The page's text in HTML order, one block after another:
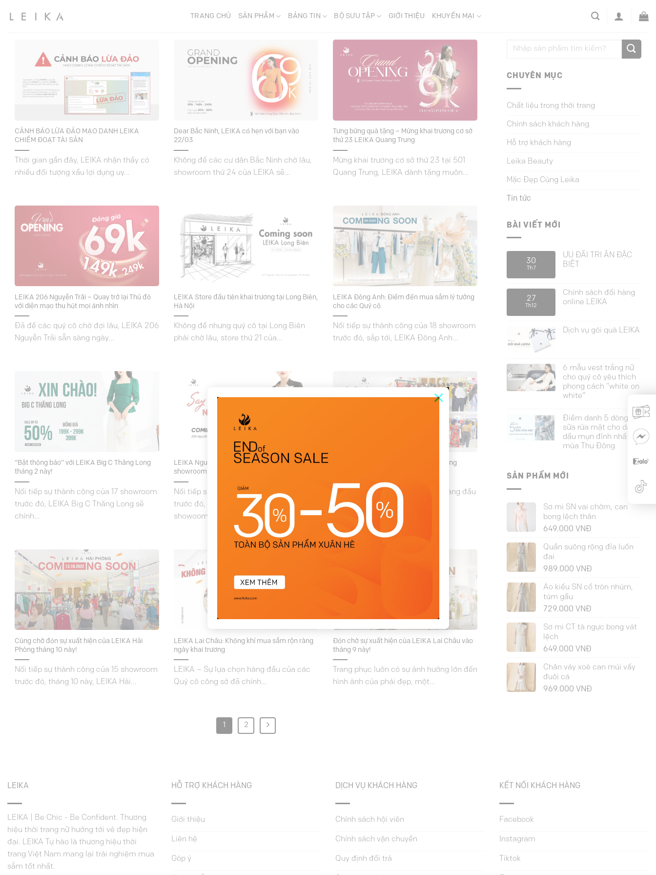
×
đến
TRANG CHỦ SẢN PHẨM BẢNG TIN BỘ SƯU TẬP GIỚI THIỆU KHUYẾN MẠI
CẢNH BÁO LỪA ĐẢO MẠO DANH LEIKA
CHIẾM ĐOẠT TÀI SẢN
Thời gian gần đây, LEIKA nhận thấy có
nhiều đối tượng xấu lợi dụng uy...
Dear Bắc Ninh, LEIKA có hẹn với bạn vào
22/03
Không để các cư dân Bắc Ninh chờ lâu,
showroom thứ 24 của LEIKA sẽ...
Tưng bừng quà tặng – Mừng khai trương cơ sở
thứ 23 LEIKA Quang Trung
Mừng khai trương cơ sở thứ 23 tại 501
Quang Trung, LEIKA dành tặng muôn...
LEIKA 206 Nguyễn Trãi – Quay trở lại Thủ đô
với diện mạo thu hút mọi ánh nhìn
Đã để các quý cô chờ đợi lâu, LEIKA 206
Nguyễn Trãi sẵn sàng ngày...
LEIKA Store đầu tiên khai trương tại Long Biên,
Hà Nội
Không để nhưng quý cô tại Long Biên
phải chờ lâu, store thứ 21 của...
LEIKA Đông Anh: Điểm đến mua sắm lý tưởng
cho các Quý cô
Nối tiếp sự thành công của 18 showroom
trước đó, sắp tới, LEIKA Đông Anh...
“Bật thông báo” với LEIKA Big C Thăng Long
tháng 2 này!
Nối tiếp sự thành công của 17 showroom
trước đó, LEIKA Big C Thăng Long sẽ
chính...
LEIKA Nguyễn Trãi: Khởi đầu mới cùng
showroom thứ 17
Nối tiếp sự thành công của 16 showroom
trước đó, sắp tới, LEIKA Nguyễn Trãi –
showoom...
Không khí rộn ràng ngày đầu khai trương
Thời trang LEIKA – sự lựa chọn hàng đầu
của Quý cô công sở đã...
Cùng chờ đón sự xuất hiện của LEIKA Hải
Phòng tháng 10 này!
Nối tiếp sự thành công của 15 showroom
trước đó, tháng 10 này, LEIKA Hải...
LEIKA Lai Châu: Không khí mua sắm rộn ràng
ngày khai trương
LEIKA – Sự lựa chọn hàng đầu của các
Quý cô công sở đã chính...
Đón chờ sự xuất hiện của LEIKA Lai Châu vào
tháng 9 này!
Trang phục luôn có sự ảnh hưởng lớn đến
hình ảnh của phái đẹp, một...
1 2
CHUYÊN MỤC
Chất liệu trong thời trang
Chính sách khách hàng
Hỗ trợ khách hàng
Leika Beauty
Mặc Đẹp Cùng Leika
Tin tức
BÀI VIẾT MỚI
30
Th7
ƯU ĐÃI TRI ÂN ĐẶC
BIỆT
27
Th12
Chính sách đổi hàng
online LEIKA
Dịch vụ gói quà LEIKA
6 mẫu vest trắng nữ
cho quý cô yêu thích
phong cách “white on
white”
Điểm danh 5 dòng
sữa rửa mặt cho da
dầu mụn đỉnh nhất
mùa Thu Đông
SẢN PHẨM MỚI
Sơ mi SN vai chờm, can
bong lệch thân
649.000 VNĐ
Quần suông rộng đỉa luồn
đai
989.000 VNĐ
Áo kiểu SN cổ tròn nhúm,
túm gấu
729.000 VNĐ
Sơ mi CT tà ngực bong vát
lệch
649.000 VNĐ
Chân váy xoè can múi vẩy
đuôi cá
969.000 VNĐ
LEIKA
LEIKA | Be Chic - Be Confident. Thương
hiệu thời trang nữ hướng tới vẻ đẹp hiện
đại. LEIKA Tự hào là thương hiệu thời
trang Việt Nam mang lại trải nghiệm mua
sắm tốt nhất.
HỖ TRỢ KHÁCH HÀNG
Giới thiệu
Liên hệ
Góp ý
DỊCH VỤ KHÁCH HÀNG
Chính sách hội viên
Chính sách vận chuyển
Quy định đổi trả
KẾT NỐI KHÁCH HÀNG
Facebook
Instagram
Tiktok